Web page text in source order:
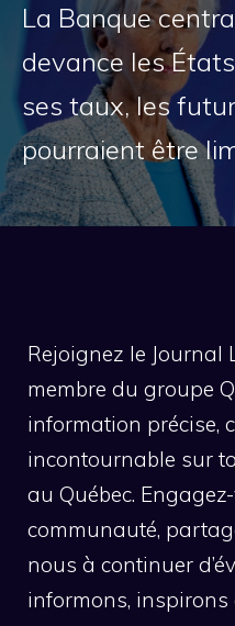
La Banque
devance les
ses taux, les
pourraient être
Rejoignez le Journal
membre du groupe
information précise,
incontournable sur
au Québec.
communauté,
nous à continuer
informons,